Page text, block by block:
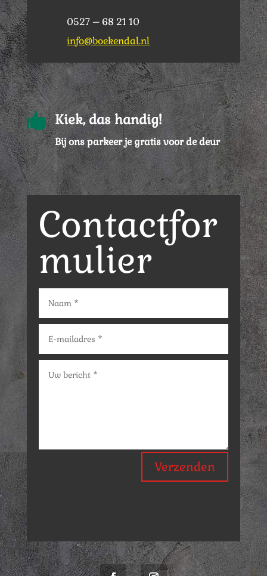
0527 – 68 21 10
info@boekendal.nl
 Kiek, das handig!
Bij ons parkeer je gratis voor de deur
Contactfor
mulier
Verzenden